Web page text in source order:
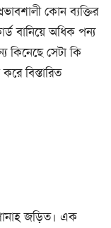
কোন ব্যক্তির
বানিয়ে অধিক পন্য
কিনেছে সেটা কি
বিস্তারিত
জড়িত। এক